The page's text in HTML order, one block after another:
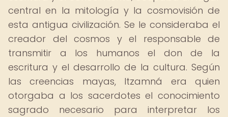
central en la mitología y la cosmovisión de
esta antigua civilización. Se le consideraba el
creador del cosmos y el responsable de
transmitir a los humanos el don de la
escritura y el desarrollo de la cultura. Según
las creencias mayas, Itzamná era quien
otorgaba a los sacerdotes el conocimiento
sagrado necesario para interpretar los